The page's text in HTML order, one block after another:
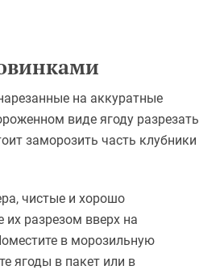
на аккуратные
виде ягоду разрезать
заморозить часть клубники
чистые и хорошо
разрезом вверх на
в морозильную
ягоды в пакет или в